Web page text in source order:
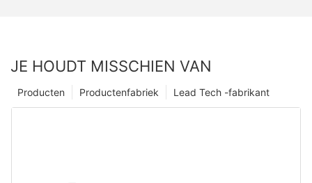
JE HOUDT MISSCHIEN VAN
Lead Tech -fabrikant
Productenfabriek
Producten